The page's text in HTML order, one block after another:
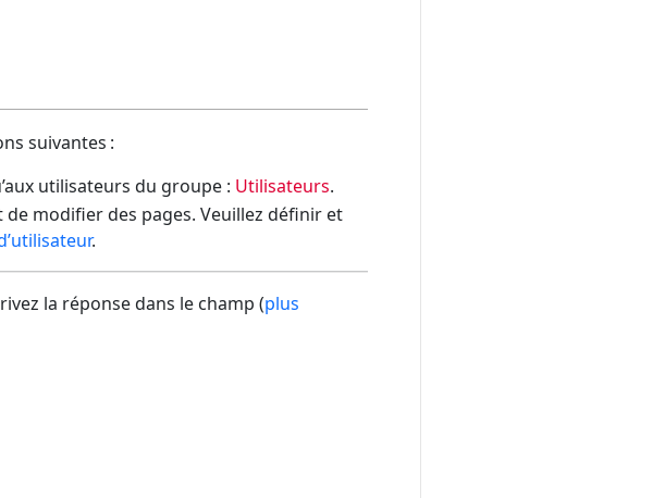
suivantes :
utilisateurs du groupe : Utilisateurs.
modifier des pages. Veuillez définir et
.
la réponse dans le champ (plus